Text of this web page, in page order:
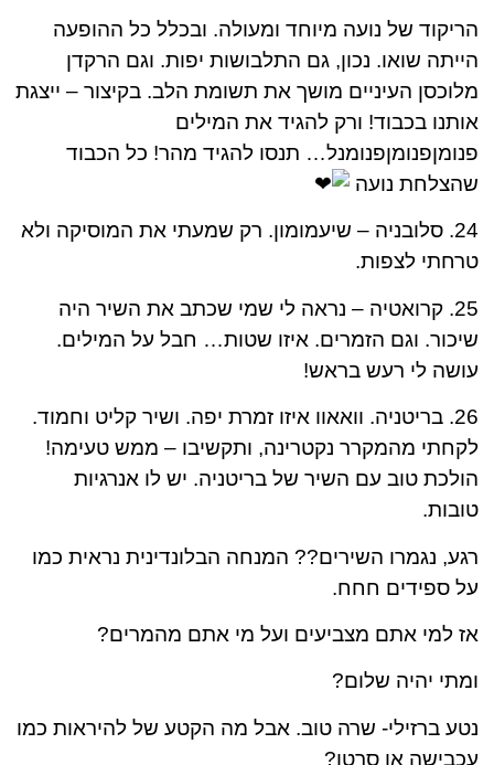
הריקוד של נועה מיוחד ומעולה. ובכלל כל ההופעה
הייתה שואו. נכון, גם התלבושות יפות. וגם הרקדן
מלוכסן העיניים מושך את תשומת הלב. בקיצור – ייצגת
אותנו בכבוד! ורק להגיד את המילים
פנומןפנומןפנומנל… תנסו להגיד מהר! כל הכבוד
שהצלחת נועה
24. סלובניה – שיעמומון. רק שמעתי את המוסיקה ולא
טרחתי לצפות.
25. קרואטיה – נראה לי שמי שכתב את השיר היה
שיכור. וגם הזמרים. איזו שטות… חבל על המילים.
עושה לי רעש בראש!
26. בריטניה. וואאוו איזו זמרת יפה. ושיר קליט וחמוד.
לקחתי מהמקרר נקטרינה, ותקשיבו – ממש טעימה!
הולכת טוב עם השיר של בריטניה. יש לו אנרגיות
טובות.
רגע, נגמרו השירים?? המנחה הבלונדינית נראית כמו
על ספידים חחח.
אז למי אתם מצביעים ועל מי אתם מהמרים?
ומתי יהיה שלום?
נטע ברזילי- שרה טוב. אבל מה הקטע של להיראות כמו
עכבישה או סרטן?